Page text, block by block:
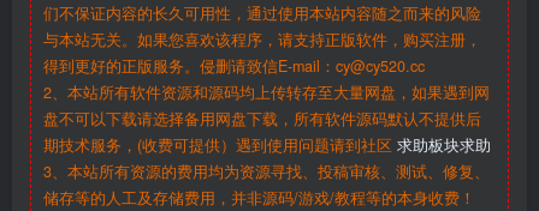
们不保证内容的长久可用性，通过使用本站内容随之而来的风险
与本站无关。如果您喜欢该程序，请支持正版软件，购买注册，
得到更好的正版服务。侵删请致信E-mail：cy@cy520.cc
2、本站所有软件资源和源码均上传转存至大量网盘，如果遇到网
盘不可以下载请选择备用网盘下载，所有软件源码默认不提供后
期技术服务，(收费可提供）遇到使用问题请到社区 求助板块求助
3、本站所有资源的费用均为资源寻找、投稿审核、测试、修复、
储存等的人工及存储费用，并非源码/游戏/教程等的本身收费！